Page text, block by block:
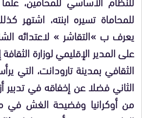
للمحاماة تسيره ابنته، اشتهر
يعرف ب »التقاشر » لاعتدائه
على المدير الإقليمي لوزارة
الثقافي بمدينة تارودانت، التي
الثاني فضلا عن إخفاقه في تدبير
من أوكرانيا وفضيحة الغش في